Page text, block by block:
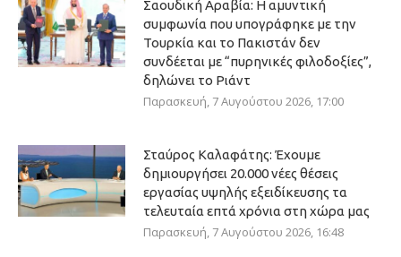
Σαουδική Αραβία: Η αμυντική
συμφωνία που υπογράφηκε με την
Τουρκία και το Πακιστάν δεν
συνδέεται με “πυρηνικές φιλοδοξίες”,
δηλώνει το Ριάντ
Παρασκευή, 7 Αυγούστου 2026, 17:00
Σταύρος Καλαφάτης: Έχουμε
δημιουργήσει 20.000 νέες θέσεις
εργασίας υψηλής εξειδίκευσης τα
τελευταία επτά χρόνια στη χώρα μας
Παρασκευή, 7 Αυγούστου 2026, 16:48